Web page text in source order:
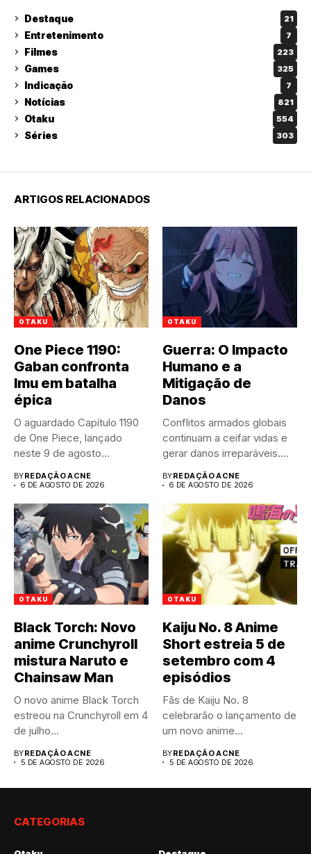
Destaque 21
Entretenimento 7
Filmes 223
Games 325
Indicação 7
Notícias 821
Otaku 554
Séries 303
ARTIGOS RELACIONADOS
OTAKU
One Piece 1190:
Gaban confronta
Imu em batalha
épica
O aguardado Capítulo 1190
de One Piece, lançado
neste 9 de agosto...
BYREDAÇÃO ACNE
6 DE AGOSTO DE 2026
OTAKU
Guerra: O Impacto
Humano e a
Mitigação de
Danos
Conflitos armados globais
continuam a ceifar vidas e
gerar danos irreparáveis.
BYREDAÇÃO ACNE
6 DE AGOSTO DE 2026
OTAKU
Black Torch: Novo
anime Crunchyroll
mistura Naruto e
Chainsaw Man
O novo anime Black Torch
estreou na Crunchyroll em 4
de julho...
BYREDAÇÃO ACNE
5 DE AGOSTO DE 2026
OTAKU
Kaiju No. 8 Anime
Short estreia 5 de
setembro com 4
episódios
Fãs de Kaiju No. 8
celebrarão o lançamento de
um novo anime...
BYREDAÇÃO ACNE
5 DE AGOSTO DE 2026
CATEGORIAS